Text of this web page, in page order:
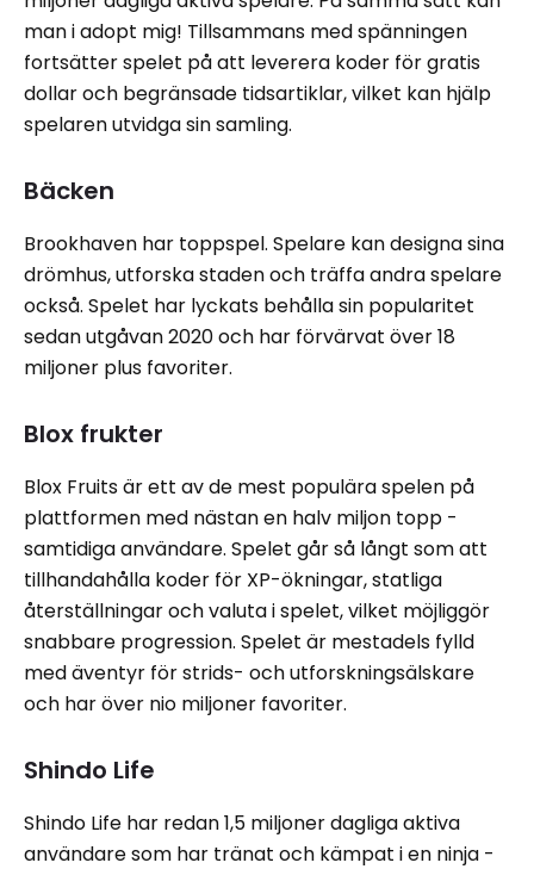
man i adopt mig! Tillsammans med spänningen
fortsätter spelet på att leverera koder för gratis
dollar och begränsade tidsartiklar, vilket kan hjälp
spelaren utvidga sin samling.
Bäcken
Brookhaven har toppspel. Spelare kan designa sina
drömhus, utforska staden och träffa andra spelare
också. Spelet har lyckats behålla sin popularitet
sedan utgåvan 2020 och har förvärvat över 18
miljoner plus favoriter.
Blox frukter
Blox Fruits är ett av de mest populära spelen på
plattformen med nästan en halv miljon topp -
samtidiga användare. Spelet går så långt som att
tillhandahålla koder för XP-ökningar, statliga
återställningar och valuta i spelet, vilket möjliggör
snabbare progression. Spelet är mestadels fylld
med äventyr för strids- och utforskningsälskare
och har över nio miljoner favoriter.
Shindo Life
Shindo Life har redan 1,5 miljoner dagliga aktiva
användare som har tränat och kämpat i en ninja -